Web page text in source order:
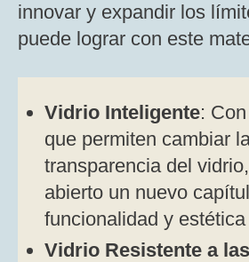
innovar y expandir los
puede lograr con este
Vidrio Inteligente:
que permiten cambiar
transparencia del
abierto un nuevo
funcionalidad y
Vidrio Resistente a